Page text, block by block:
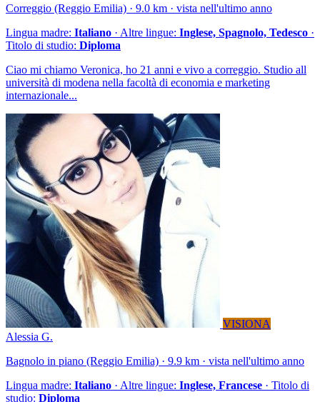
Correggio (Reggio Emilia) · 9.0 km · vista nell'ultimo anno
Lingua madre: Italiano · Altre lingue: Inglese, Spagnolo, Tedesco ·
Titolo di studio: Diploma
Ciao mi chiamo Veronica, ho 21 anni e vivo a correggio. Studio all
università di modena nella facoltà di economia e marketing
internazionale...
VISIONA
Alessia G.
Bagnolo in piano (Reggio Emilia) · 9.9 km · vista nell'ultimo anno
Lingua madre: Italiano · Altre lingue: Inglese, Francese · Titolo di
studio: Diploma